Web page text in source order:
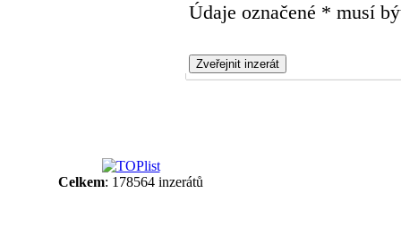
Údaje označené * musí
Celkem: 178564 inzerátů